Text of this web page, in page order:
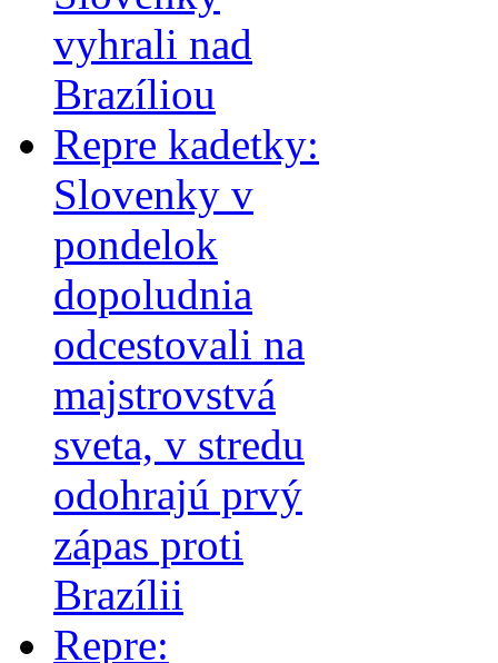
vyhrali nad
Brazíliou
Repre kadetky:
Slovenky v
pondelok
dopoludnia
odcestovali na
majstrovstvá
sveta, v stredu
odohrajú prvý
zápas proti
Brazílii
Repre: